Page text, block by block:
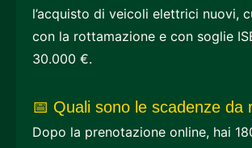
l’acquisto di veicoli elettrici nuovi,
con la rottamazione e con soglie
30.000 €.
📅 Quali sono le scadenze da
Dopo la prenotazione online, hai